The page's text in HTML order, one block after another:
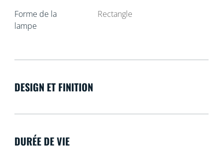
Forme de la
lampe
Rectangle
DESIGN ET FINITION
DURÉE DE VIE